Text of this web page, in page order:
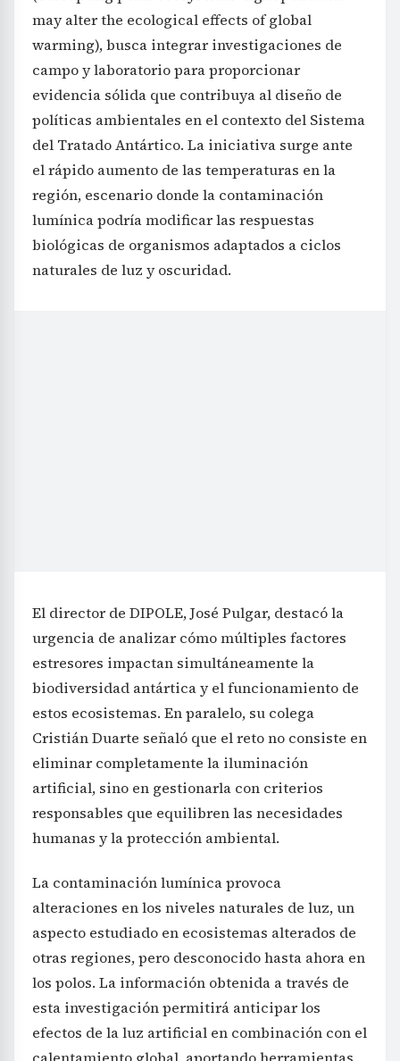
may alter the ecological effects of global
warming), busca integrar investigaciones de
campo y laboratorio para proporcionar
evidencia sólida que contribuya al diseño de
políticas ambientales en el contexto del Sistema
del Tratado Antártico. La iniciativa surge ante
el rápido aumento de las temperaturas en la
región, escenario donde la contaminación
lumínica podría modificar las respuestas
biológicas de organismos adaptados a ciclos
naturales de luz y oscuridad.
El director de DIPOLE, José Pulgar, destacó la
urgencia de analizar cómo múltiples factores
estresores impactan simultáneamente la
biodiversidad antártica y el funcionamiento de
estos ecosistemas. En paralelo, su colega
Cristián Duarte señaló que el reto no consiste en
eliminar completamente la iluminación
artificial, sino en gestionarla con criterios
responsables que equilibren las necesidades
humanas y la protección ambiental.
La contaminación lumínica provoca
alteraciones en los niveles naturales de luz, un
aspecto estudiado en ecosistemas alterados de
otras regiones, pero desconocido hasta ahora en
los polos. La información obtenida a través de
esta investigación permitirá anticipar los
efectos de la luz artificial en combinación con el